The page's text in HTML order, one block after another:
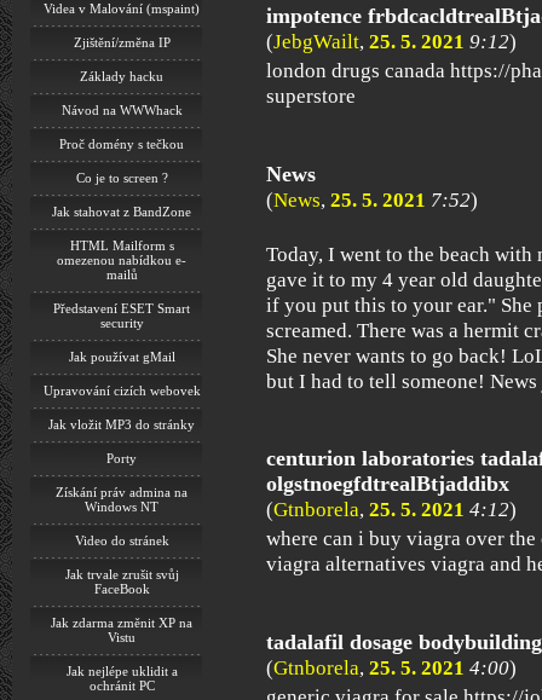
Videa v Malování (mspaint)
Zjištění/změna IP
Základy hacku
Návod na WWWhack
Proč domény s tečkou
Co je to screen ?
Jak stahovat z BandZone
HTML Mailform s
omezenou nabídkou e-
mailů
Představení ESET Smart
security
Jak používat gMail
Upravování cizích webovek
Jak vložit MP3 do stránky
Porty
Získání práv admina na
Windows NT
Video do stránek
Jak trvale zrušit svůj
FaceBook
Jak zdarma změnit XP na
Vistu
Jak nejlépe uklidit a
ochránit PC
impotence
(JebgWailt, 25. 5. 2021 9:12)
london drugs canada https://
superstore
News
(News, 25. 5. 2021 7:52)
Today, I went to the beach
gave it to my 4 year old
if you put this to your ear." She
screamed. There was a hermit
She never wants to go back!
but I had to tell someone!
centurion laboratories
olgstnoegfdtrealBtjaddibx
(Gtnborela, 25. 5. 2021 4:12)
where can i buy viagra over
viagra alternatives viagra and
tadalafil dosage
(Gtnborela, 25. 5. 2021 4:00)